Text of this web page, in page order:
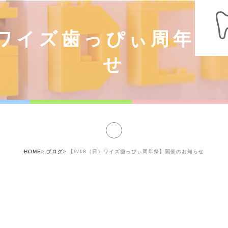
イズ歯っぴぃ周年祭
せ
HOME ブログ 【9/18（日）ワイズ歯っぴぃ周年祭】開催のお知らせ